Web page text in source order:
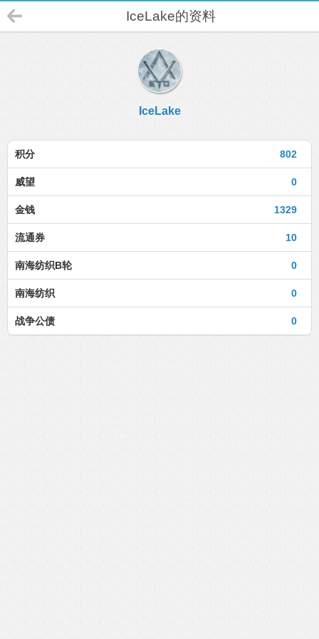
IceLake的资料
IceLake
802
积分
0
威望
1329
金钱
10
流通券
0
南海纺织B轮
0
南海纺织
0
战争公债